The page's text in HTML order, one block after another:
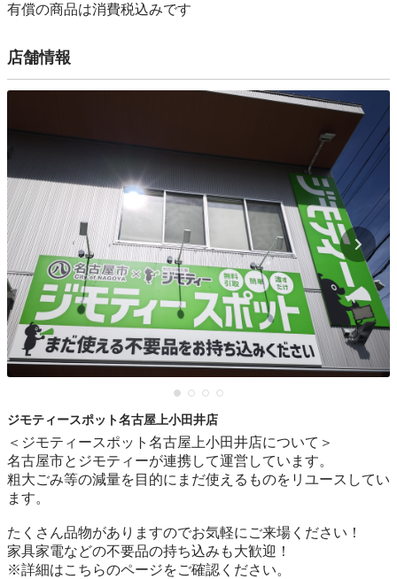
有償の商品は消費税込みです
店舗情報
ジモティースポット名古屋上小田井店
＜ジモティースポット名古屋上小田井店について＞
名古屋市とジモティーが連携して運営しています。
粗⼤ごみ等の減量を⽬的にまだ使えるものをリユースしてい
ます。
たくさん品物がありますのでお気軽にご来場ください！
家具家電などの不要品の持ち込みも大歓迎！